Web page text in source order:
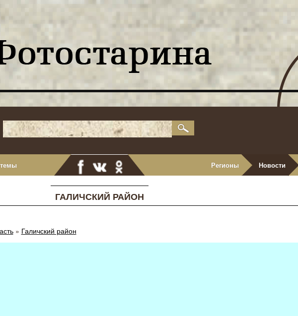
Регионы Новости
ГАЛИЧСКИЙ РАЙОН
» Галичский район